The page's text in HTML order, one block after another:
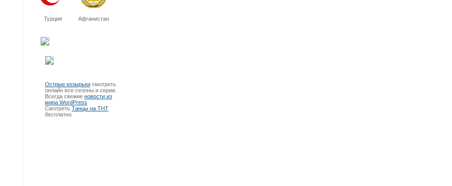
Турция Афганистан
Острые козырьки смотреть
онлайн все сезоны и серии.
Всегда свежие новости из
мира WordPress
Смотреть Танцы на ТНТ
бесплатно